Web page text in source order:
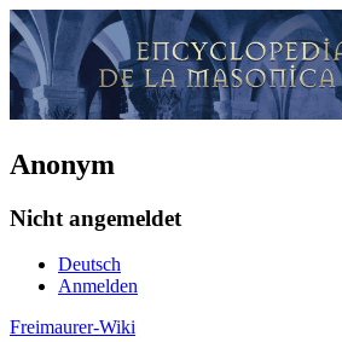
Anonym
Nicht angemeldet
Deutsch
Anmelden
Freimaurer-Wiki